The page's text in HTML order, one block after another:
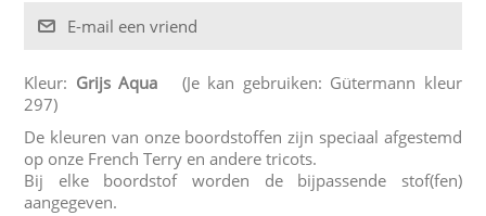
Kleur: Grijs Aqua
(Je kan gebruiken: Gütermann kleur
297)
De kleuren van onze boordstoffen zijn speciaal afgestemd
op onze French Terry en andere tricots.
Bij elke boordstof worden de bijpassende stof(fen)
aangegeven.